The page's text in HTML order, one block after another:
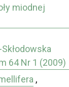
miodnej
64 Nr 1 (2009)
,